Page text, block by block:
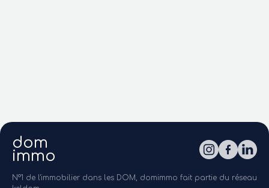
dom
immo
N°1 de l'immobilier dans les DOM, domimmo fait partie du réseau